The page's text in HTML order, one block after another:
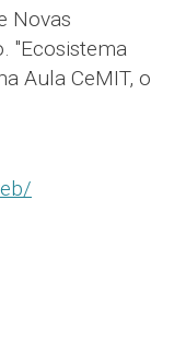
Novas
"Ecosistema
Aula CeMIT, o